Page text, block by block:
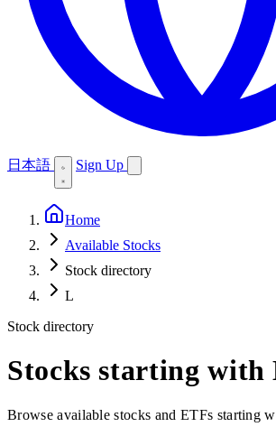
日本語 Sign Up
Home
Available Stocks
Stock directory
L
Stock directory
Stocks starting with
Browse available stocks and ETFs starting